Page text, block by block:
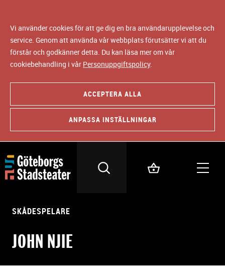
Vi använder cookies för att ge dig en bra användarupplevelse och
service. Genom att använda vår webbplats förutsätter vi att du
förstår och godkänner detta. Du kan läsa mer om vår
cookiebehandling i vår Personuppgiftspolicy.
ACCEPTERA ALLA
ANPASSA INSTÄLLNINGAR
SKÅDESPELARE
JOHN NJIE